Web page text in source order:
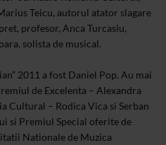
Teicu, autorul atator slagare
profesor, Anca Turcasiu,
solista de musical.
2011 a fost Daniel Pop. Au mai
de Excelenta – Alexandra
Cultural – Rodica Vica si Serban
si Premiul Special oferite de
Nationale de Muzica